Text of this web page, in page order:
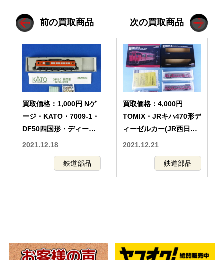
前の買取商品
買取価格：1,000円 Nゲ
ージ・KATO・7009-1・
DF50四国形・ディーゼ
ル機関車・鉄道模型
2021.12.18
鉄道部品
次の買取商品
買取価格：4,000円
TOMIX・JRキハ470形デ
ィーゼルカー(JR西日本
更新車 播但線)セット・
2021.12.21
鉄道部品